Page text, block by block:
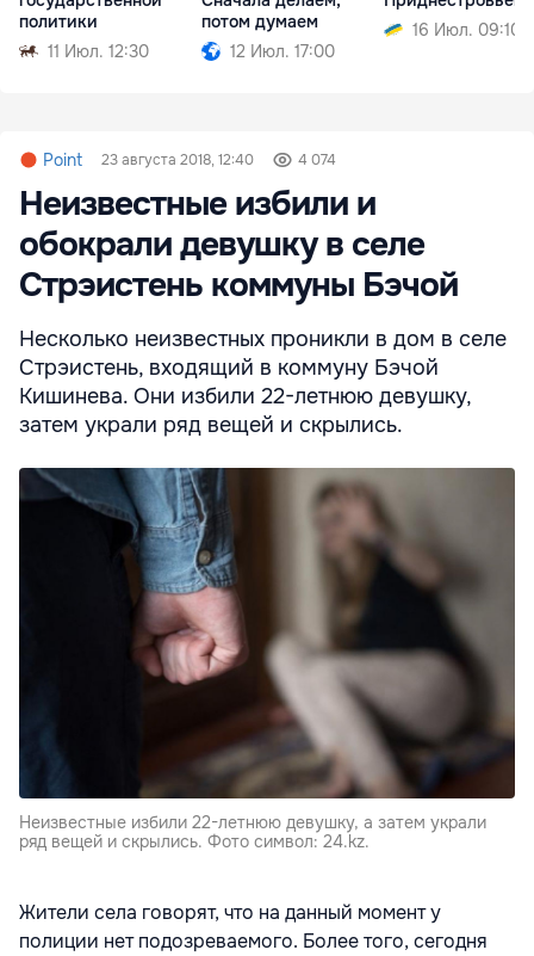
политики
11 Июл. 12:30
потом думаем
12 Июл. 17:00
16 Июл. 09:10
Point 23 августа 2018, 12:40 4 074
Неизвестные избили и
обокрали девушку в селе
Стрэистень коммуны Бэчой
Несколько неизвестных проникли в дом в селе
Стрэистень, входящий в коммуну Бэчой
Кишинева. Они избили 22-летнюю девушку,
затем украли ряд вещей и скрылись.
Неизвестные избили 22-летнюю девушку, а затем украли
ряд вещей и скрылись. Фото символ: 24.kz.
Жители села говорят, что на данный момент у
полиции нет подозреваемого. Более того, сегодня